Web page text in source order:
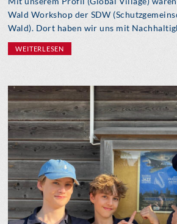
Wald Workshop der SDW
Wald). Dort haben wir uns mit
WEITERLESEN